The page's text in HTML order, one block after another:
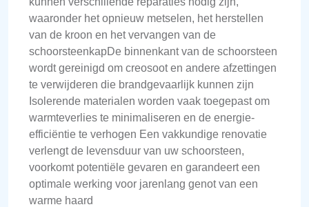
waaronder het opnieuw metselen, het herstellen
van de kroon en het vervangen van de
schoorsteenkapDe binnenkant van de schoorsteen
wordt gereinigd om creosoot en andere afzettingen
te verwijderen die brandgevaarlijk kunnen zijn
Isolerende materialen worden vaak toegepast om
warmteverlies te minimaliseren en de energie-
efficiëntie te verhogen Een vakkundige renovatie
verlengt de levensduur van uw schoorsteen,
voorkomt potentiële gevaren en garandeert een
optimale werking voor jarenlang genot van een
warme haard